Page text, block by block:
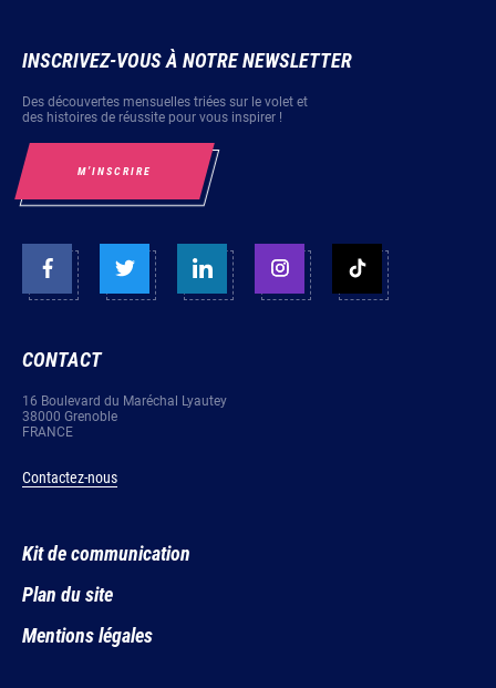
INSCRIVEZ-VOUS À NOTRE NEWSLETTER
Des découvertes mensuelles triées sur le volet et
des histoires de réussite pour vous inspirer !
M’INSCRIRE
CONTACT
16 Boulevard du Maréchal Lyautey
38000 Grenoble
FRANCE
Contactez-nous
Kit de communication
Plan du site
Mentions légales